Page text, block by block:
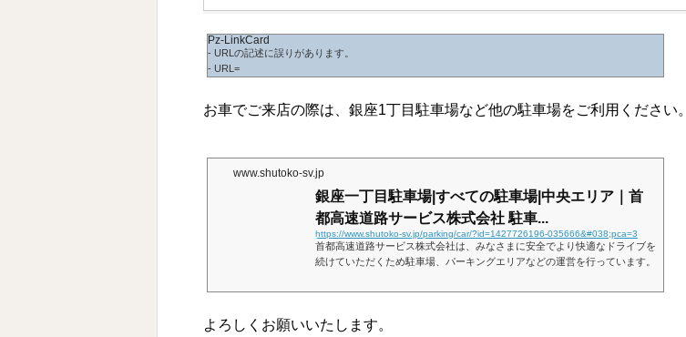
Pz-LinkCard
- URLの記述に誤りがあります。
- URL=
お車でご来店の際は、銀座1丁目駐車場など他の駐車場をご利用ください。
www.shutoko-sv.jp
銀座一丁目駐車場|すべての駐車場|中央エリア｜首
都高速道路サービス株式会社 駐車...
https://www.shutoko-sv.jp/parking/car/?id=1427726196-035666&#038;pca=3
首都高速道路サービス株式会社は、みなさまに安全でより快適なドライブを
続けていただくため駐車場、パーキングエリアなどの運営を行っています。
よろしくお願いいたします。